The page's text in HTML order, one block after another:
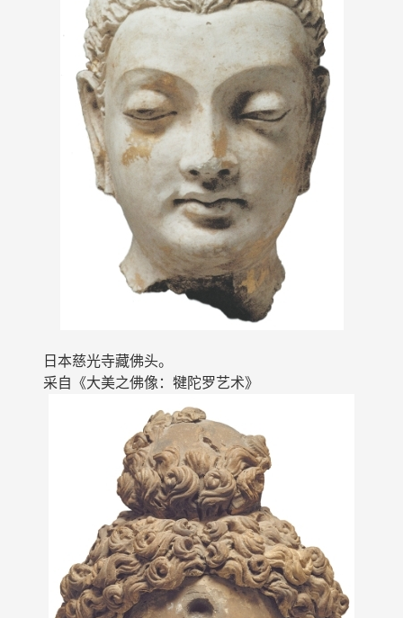
日本慈光寺藏佛头。
采自《大美之佛像：犍陀罗艺术》